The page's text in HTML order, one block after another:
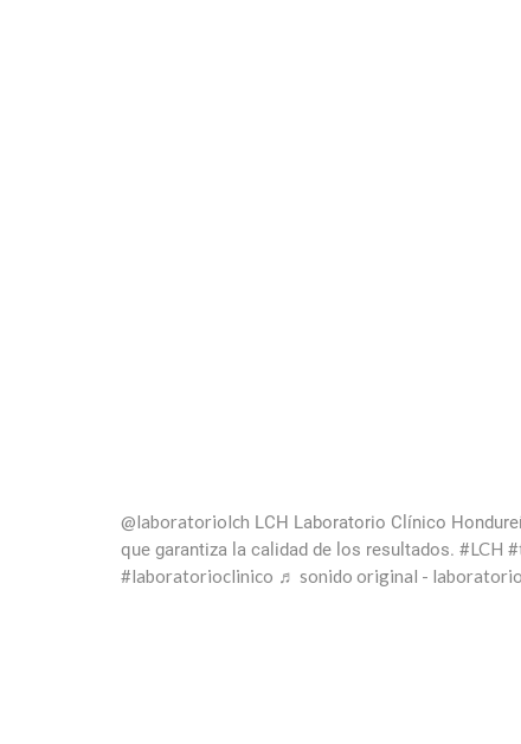
@laboratoriolch LCH Laboratorio Clínico
que garantiza la calidad de los resultados. #LCH
#laboratorioclinico ♬ sonido original -